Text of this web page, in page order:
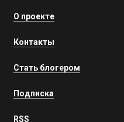
О проекте
Контакты
Стать блогером
Подписка
RSS